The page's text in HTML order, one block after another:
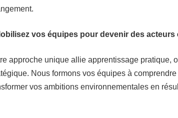
vos équipes pour devenir des
approche unique allie apprentissage pratique,
Nous formons vos équipes à
vos ambitions environnementales en